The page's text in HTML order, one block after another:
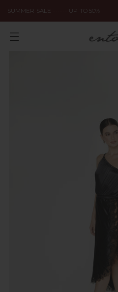
SUMMER SALE ------ UP TO 50%